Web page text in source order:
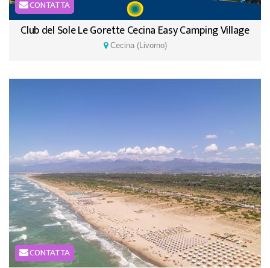
CONTATTA
Club del Sole Le Gorette Cecina Easy Camping Village
Cecina (Livorno)
CONTATTA